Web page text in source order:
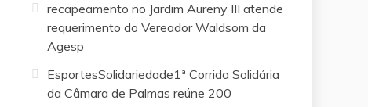
recapeamento no Jardim Aureny III atende
requerimento do Vereador Waldsom da
Agesp
EsportesSolidariedade1ª Corrida Solidária
da Câmara de Palmas reúne 200